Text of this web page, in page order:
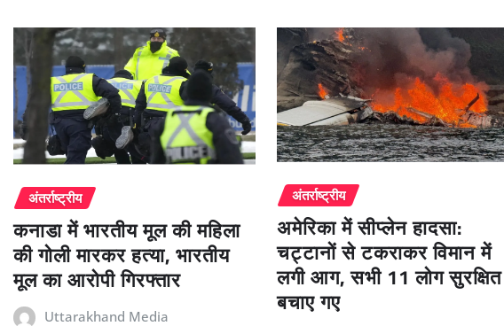
अंतर्राष्ट्रीय
कनाडा में भारतीय मूल की महिला
की गोली मारकर हत्या, भारतीय
मूल का आरोपी गिरफ्तार
Uttarakhand Media
अंतर्राष्ट्रीय
अमेरिका में सीप्लेन हादसा:
चट्टानों से टकराकर विमान में
लगी आग, सभी 11 लोग सुरक्षित
बचाए गए